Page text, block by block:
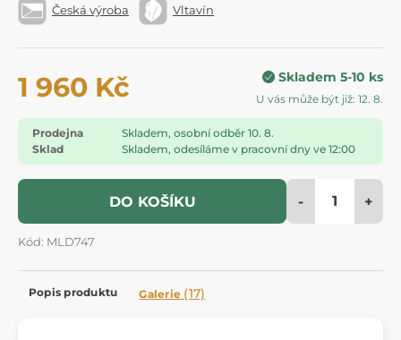
Česká výroba Vltavín
1 960 Kč Skladem 5-10 ks
U vás může být již: 12. 8.
Prodejna
Skladem, osobní odběr 10. 8.
Sklad
Skladem, odesíláme v pracovní dny ve 12:00
DO KOŠÍKU - +
Kód: MLD747
Popis produktu Galerie (17)